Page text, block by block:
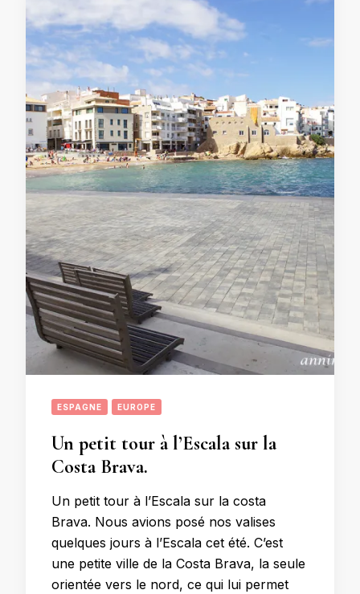
ESPAGNE EUROPE
Un petit tour à l’Escala sur la
Costa Brava.
Un petit tour à l’Escala sur la costa
Brava. Nous avions posé nos valises
quelques jours à l’Escala cet été. C’est
une petite ville de la Costa Brava, la seule
orientée vers le nord, ce qui lui permet